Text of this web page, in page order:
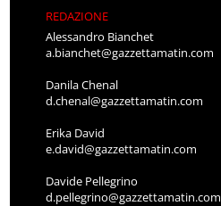
REDAZIONE
Alessandro Bianchet
a.bianchet@gazzettamatin.com
Danila Chenal
d.chenal@gazzettamatin.com
Erika David
e.david@gazzettamatin.com
Davide Pellegrino
d.pellegrino@gazzettamatin.com